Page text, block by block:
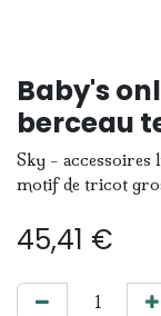
Baby's
berceau
Sky - accessoires
motif de tricot
45,41 €